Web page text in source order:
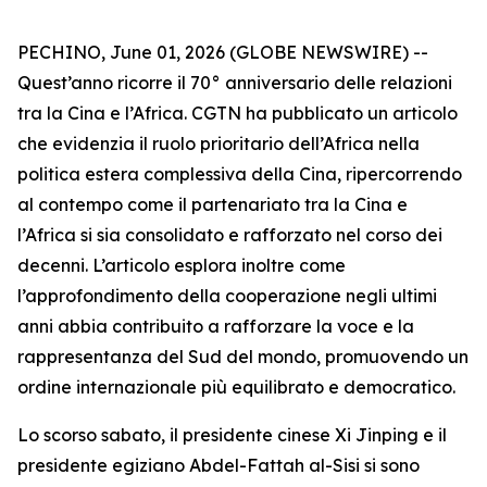
PECHINO, June 01, 2026 (GLOBE NEWSWIRE) --
Quest’anno ricorre il 70° anniversario delle relazioni
tra la Cina e l’Africa. CGTN ha pubblicato un articolo
che evidenzia il ruolo prioritario dell’Africa nella
politica estera complessiva della Cina, ripercorrendo
al contempo come il partenariato tra la Cina e
l’Africa si sia consolidato e rafforzato nel corso dei
decenni. L’articolo esplora inoltre come
l’approfondimento della cooperazione negli ultimi
anni abbia contribuito a rafforzare la voce e la
rappresentanza del Sud del mondo, promuovendo un
ordine internazionale più equilibrato e democratico.
Lo scorso sabato, il presidente cinese Xi Jinping e il
presidente egiziano Abdel-Fattah al-Sisi si sono